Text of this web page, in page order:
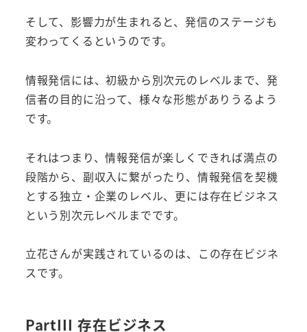
そして、影響力が生まれると、発信のステージも
変わってくるというのです。
情報発信には、初級から別次元のレベルまで、発
信者の目的に沿って、様々な形態がありうるよう
です。
それはつまり、情報発信が楽しくできれば満点の
段階から、副収入に繋がったり、情報発信を契機
とする独立・企業のレベル、更には存在ビジネス
という別次元レベルまでです。
立花さんが実践されているのは、この存在ビジネ
スです。
PartIII 存在ビジネス